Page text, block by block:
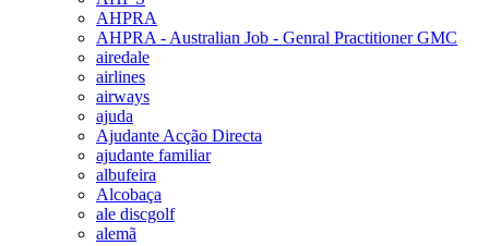
AHPRA
AHPRA - Australian Job - Genral Practitioner GMC
airedale
airlines
airways
ajuda
Ajudante Acção Directa
ajudante familiar
albufeira
Alcobaça
ale discgolf
alemã